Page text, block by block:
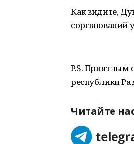
Как видите,
соревнований
P.S. Приятным
республики
Читайте